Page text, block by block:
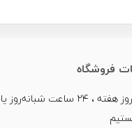
فروشگاه
هفت روز هفته ، ۲۴ ساعت